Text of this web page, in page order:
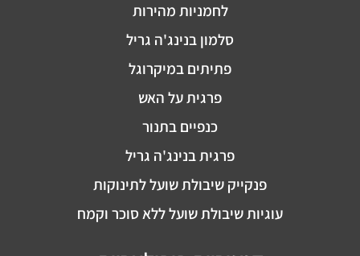
לחמניות מהירות
סלמון בנינג'ה גריל
פתיתים במיקרוגל
פרגית על האש
כנפיים בתנור
פרגית בנינג'ה גריל
פנקייק שיבולת שועל לתינוקות
עוגיות שיבולת שועל ללא סוכר וקמח